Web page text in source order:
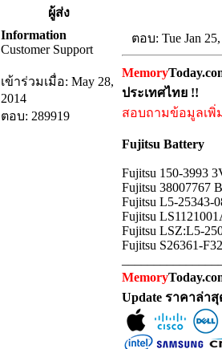
ผู้ส่ง
Information
Customer Support
เข้าร่วมเมื่อ: May 28,
2014
ตอบ: 289919
ตอบ: Tue Jan
Memory
ประเทศไทย !!
สอบถามข้อมูลเพิ่
Fujitsu Battery
Fujitsu 150-3993
Fujitsu 38007767
Fujitsu L5-25343-
Fujitsu
Fujitsu LSZ:L5-
Fujitsu S26361-
Memory
Update ราคาล่า